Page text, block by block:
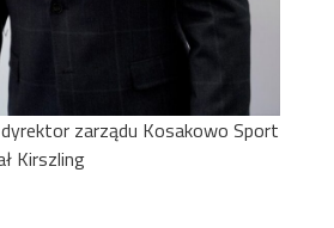
zarządu Kosakowo Sport
Kirszling